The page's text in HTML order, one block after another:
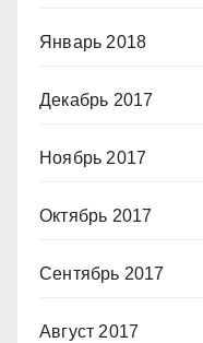
Январь 2018
Декабрь 2017
Ноябрь 2017
Октябрь 2017
Сентябрь 2017
Август 2017